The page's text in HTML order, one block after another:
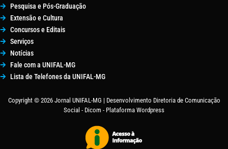
Pesquisa e Pós-Graduação
Extensão e Cultura
Concursos e Editais
Serviços
Notícias
Fale com a UNIFAL-MG
Lista de Telefones da UNIFAL-MG
Copyright © 2026 Jornal UNIFAL-MG | Desenvolvimento Diretoria de Comunicação
Social - Dicom - Plataforma Wordpress